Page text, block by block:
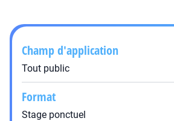
Champ d'application
Tout public
Format
Stage ponctuel